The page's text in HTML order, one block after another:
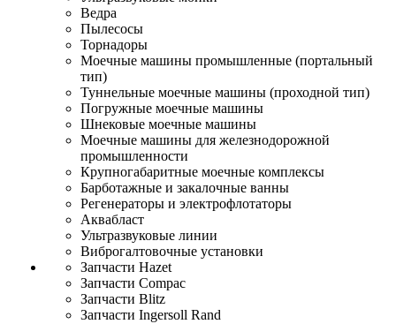
Ведра
Пылесосы
Торнадоры
Моечные машины промышленные (портальный
тип)
Туннельные моечные машины (проходной тип)
Погружные моечные машины
Шнековые моечные машины
Моечные машины для железнодорожной
промышленности
Крупногабаритные моечные комплексы
Барботажные и закалочные ванны
Регенераторы и электрофлотаторы
Аквабласт
Ультразвуковые линии
Виброгалтовочные установки
Запчасти Hazet
Запчасти Compac
Запчасти Blitz
Запчасти Ingersoll Rand